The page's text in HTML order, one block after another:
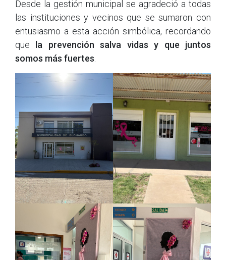
Desde la gestión municipal se agradeció a todas
las instituciones y vecinos que se sumaron con
entusiasmo a esta acción simbólica, recordando
que la prevención salva vidas y que juntos
somos más fuertes